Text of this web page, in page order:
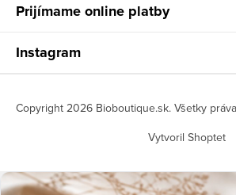
Prijímame online platby
Instagram
Vytvoril Shoptet
Copyright 2026 Bioboutique.sk. Všetky